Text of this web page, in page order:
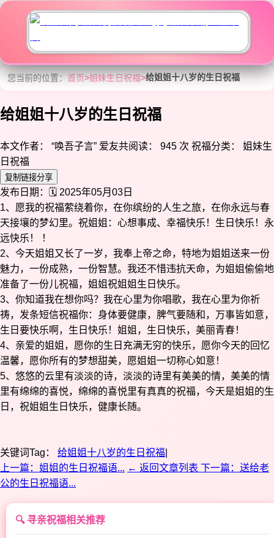
您当前的位置：首页>姐妹生日祝福>给姐姐十八岁的生日祝福
给姐姐十八岁的生日祝福
本文作者： “唤吾子言” 爱友共阅读： 945 次 祝福分类： 姐妹生
日祝福
复制链接分享
发布日期：🗓️ 2025年05月03日
1、愿我的祝福萦绕着你，在你缤纷的人生之旅，在你永远与春
天接壤的梦幻里。祝姐姐：心想事成、幸福快乐！生日快乐！永
远快乐！ ！
2、今天姐姐又长了一岁，我奉上帝之命，特地为姐姐送来一份
魅力，一份成熟，一份智慧。我还不惜违抗天命，为姐姐偷偷地
准备了一份儿祝福，姐姐祝姐姐生日快乐。
3、你知道我在想你吗？我在心里为你唱歌，我在心里为你祈
祷，发条短信祝福你：身体要健康，脾气要随和，万事皆如意，
生日要快乐啊，生日快乐！姐姐，生日快乐，美丽青春！
4、亲爱的姐姐，愿你的生日充满无穷的快乐，愿你今天的回忆
温馨，愿你所有的梦想甜美，愿姐姐一切称心如意！
5、悠悠的云里有淡淡的诗，淡淡的诗里有美美的情，美美的情
里有绵绵的喜悦，绵绵的喜悦里有真真的祝福，今天是姐姐的生
日，祝姐姐生日快乐，健康长随。
关键词Tag： 给姐姐十八岁的生日祝福
上一篇：姐姐的生日祝福语... ← 返回文章列表 下一篇：送给老
公的生日祝福语...
🔍 寻亲祝福相关推荐